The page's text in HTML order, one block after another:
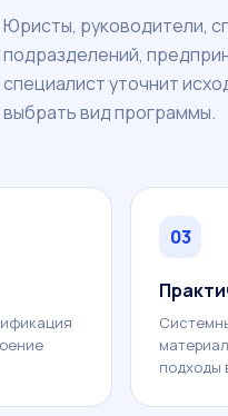
Юристы, руководители,
подразделений,
специалист уточнит
выбрать вид программы.
03
подходы